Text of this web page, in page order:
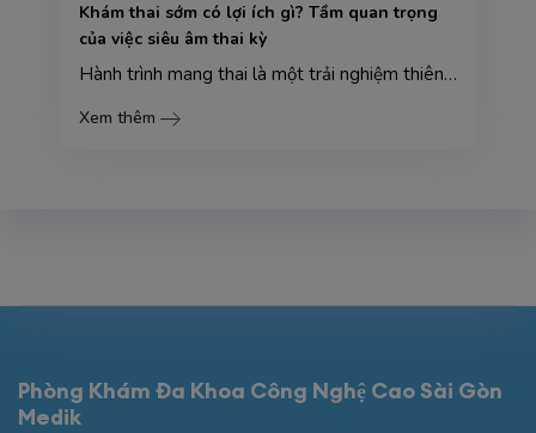
Khám thai sớm có lợi ích gì? Tầm quan trọng
của việc siêu âm thai kỳ
Hành trình mang thai là một trải nghiệm thiêng liêng và kỳ diệu, nơi mẹ bầu không chỉ kết nối yêu th...
Xem thêm
Phòng Khám Đa Khoa Công Nghệ Cao Sài Gòn
Medik